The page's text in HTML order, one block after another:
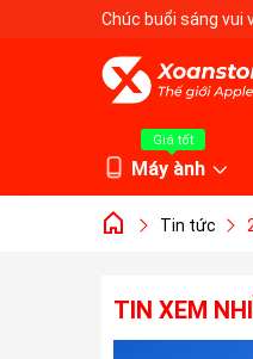
Chúc buổi sáng vui
Giá tốt
Máy ành
Tin tức
TIN XEM